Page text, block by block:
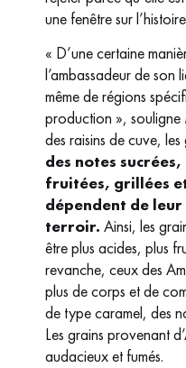
une fenêtre sur
« D’une certaine
l’ambassadeur de son
même de régions
production », souligne
des raisins de cuve,
des notes
fruitées, grillées
dépendent de
terroir. Ainsi, les
être plus acides, plus
revanche, ceux des
plus de corps et de
de type caramel, des
Les grains provenant
audacieux et fumés.